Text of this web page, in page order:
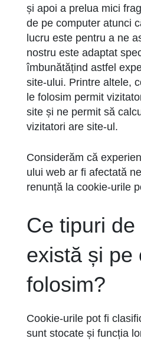
și apoi a prelua mici
de pe computer atunci
lucru este pentru a ne
nostru este adaptat
îmbunătățind astfel
site-ului. Printre altele,
le folosim permit
site și ne permit să
vizitatori are site-ul.
Considerăm că
ului web ar fi afectată
renunță la cookie-urile
Ce tipuri
există și pe
folosim?
Cookie-urile pot fi
sunt stocate și funcția